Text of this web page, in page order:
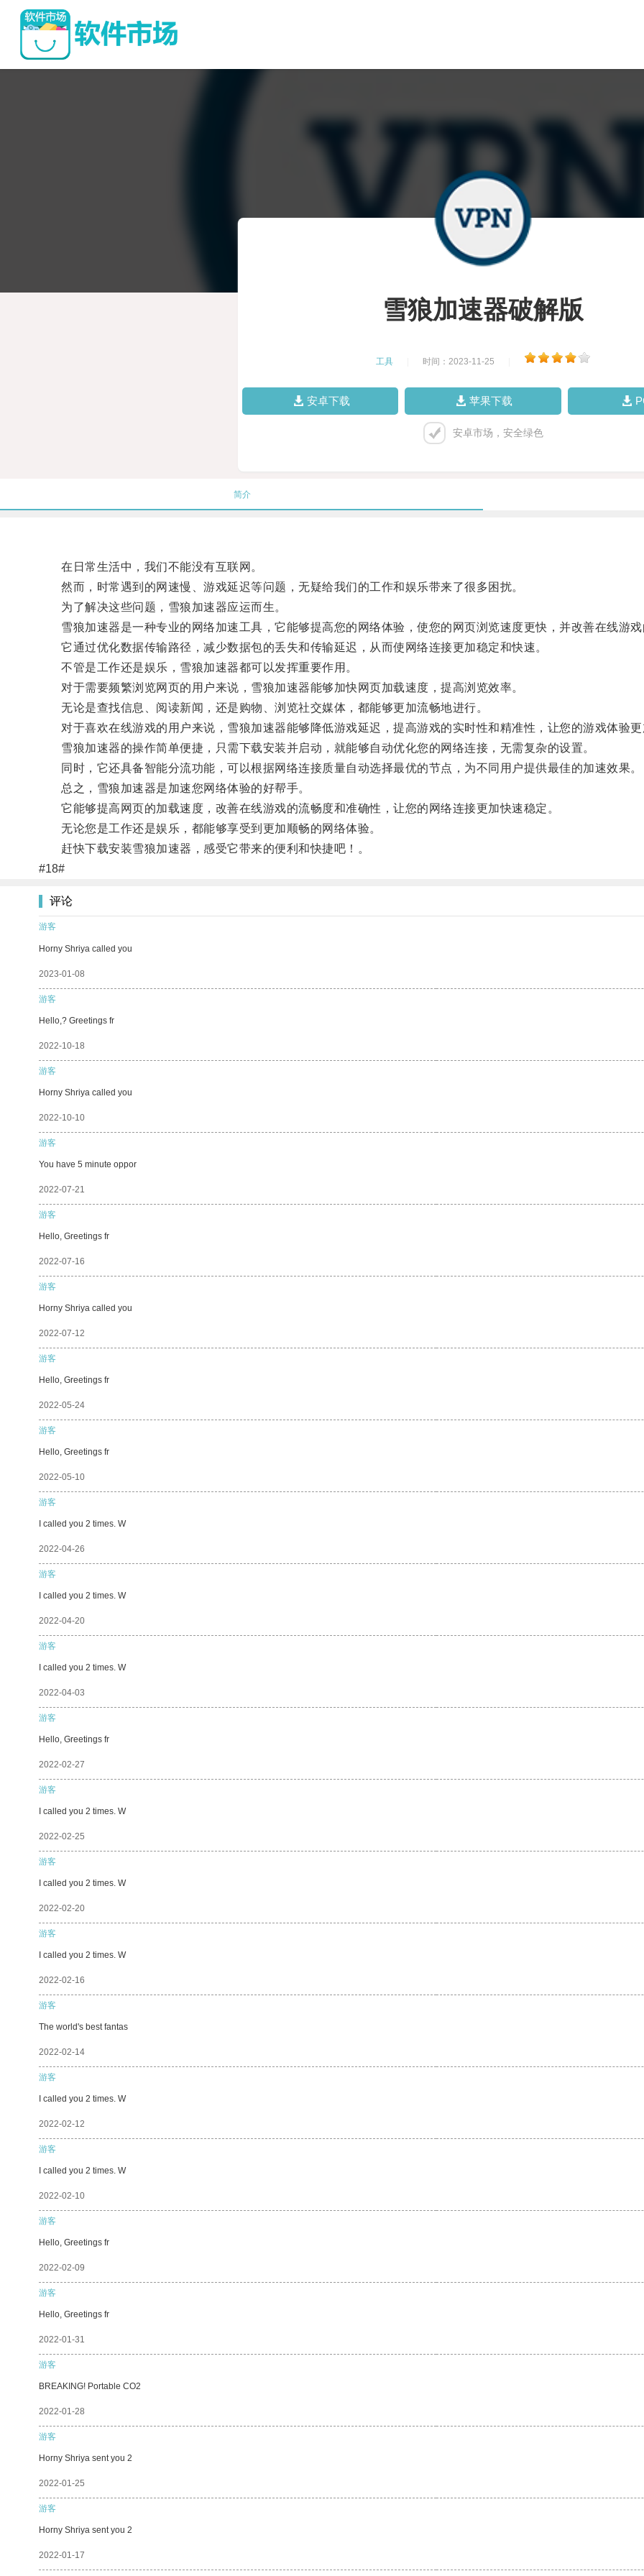
雪狼加速器破解版
工具 时间：2023-11-25
安卓下载 苹果下载
安卓市场，安全绿色
简介
在日常生活中，我们不能没有互联网。
然而，时常遇到的网速慢、游戏延迟等问题，无疑给我们的工作和娱乐带来了很多困扰。
为了解决这些问题，雪狼加速器应运而生。
雪狼加速器是一种专业的网络加速工具，它能够提高您的网络体验，使您的网页浏览速度更快，并改善在线游戏
它通过优化数据传输路径，减少数据包的丢失和传输延迟，从而使网络连接更加稳定和快速。
不管是工作还是娱乐，雪狼加速器都可以发挥重要作用。
对于需要频繁浏览网页的用户来说，雪狼加速器能够加快网页加载速度，提高浏览效率。
无论是查找信息、阅读新闻，还是购物、浏览社交媒体，都能够更加流畅地进行。
对于喜欢在线游戏的用户来说，雪狼加速器能够降低游戏延迟，提高游戏的实时性和精准性，让您的游戏体验更
雪狼加速器的操作简单便捷，只需下载安装并启动，就能够自动优化您的网络连接，无需复杂的设置。
同时，它还具备智能分流功能，可以根据网络连接质量自动选择最优的节点，为不同用户提供最佳的加速效果。
总之，雪狼加速器是加速您网络体验的好帮手。
它能够提高网页的加载速度，改善在线游戏的流畅度和准确性，让您的网络连接更加快速稳定。
无论您是工作还是娱乐，都能够享受到更加顺畅的网络体验。
赶快下载安装雪狼加速器，感受它带来的便利和快捷吧！。
#18#
评论
游客
Horny Shriya called you
2023-01-08
游客
Hello,? Greetings fr
2022-10-18
游客
Horny Shriya called you
2022-10-10
游客
You have 5 minute oppor
2022-07-21
游客
Hello, Greetings fr
2022-07-16
游客
Horny Shriya called you
2022-07-12
游客
Hello, Greetings fr
2022-05-24
游客
Hello, Greetings fr
2022-05-10
游客
I called you 2 times. W
2022-04-26
游客
I called you 2 times. W
2022-04-20
游客
I called you 2 times. W
2022-04-03
游客
Hello, Greetings fr
2022-02-27
游客
I called you 2 times. W
2022-02-25
游客
I called you 2 times. W
2022-02-20
游客
I called you 2 times. W
2022-02-16
游客
The world's best fantas
2022-02-14
游客
I called you 2 times. W
2022-02-12
游客
I called you 2 times. W
2022-02-10
游客
Hello, Greetings fr
2022-02-09
游客
Hello, Greetings fr
2022-01-31
游客
BREAKING! Portable CO2
2022-01-28
游客
Horny Shriya sent you 2
2022-01-25
游客
Horny Shriya sent you 2
2022-01-17